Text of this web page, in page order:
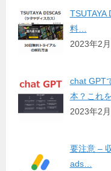
TSUTAYA
料…
2023年2
chat GPT
本？これ
2023年2
要注意 –
ads…